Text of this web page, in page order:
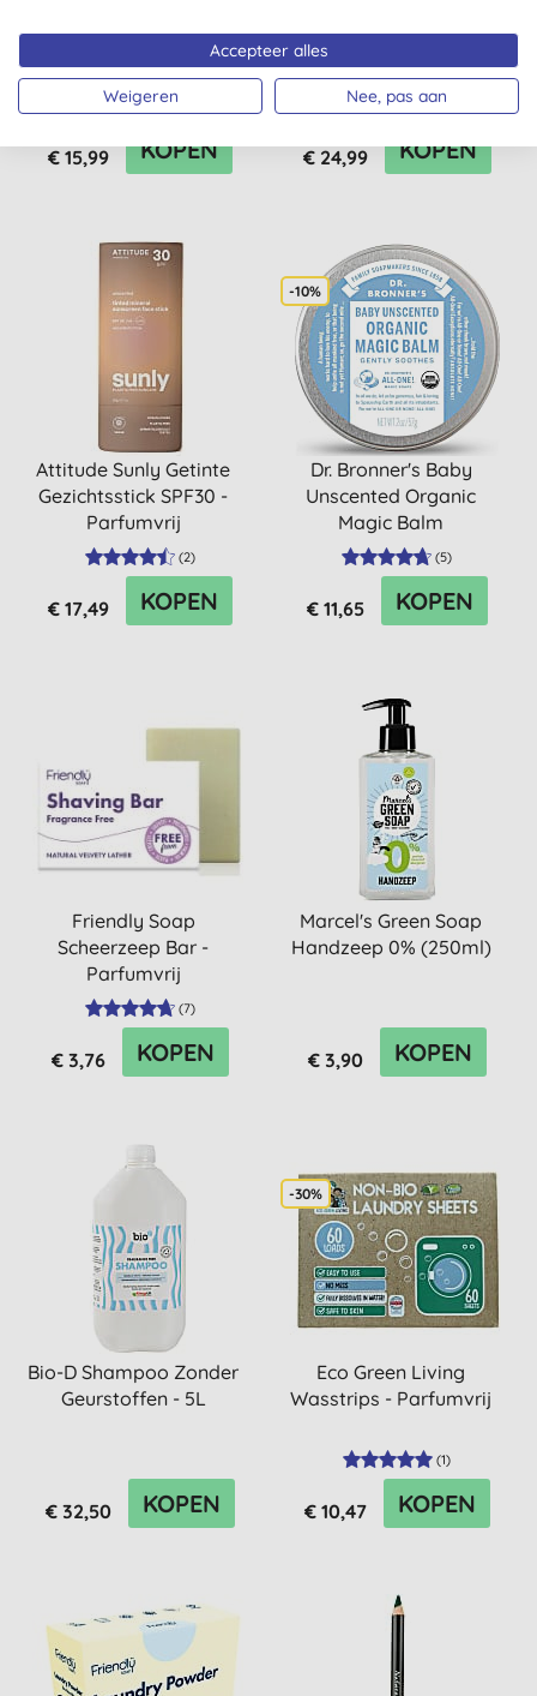
Douchecrème 400ml
€ 15,99 KOPEN
Parfumvrij - 5L Refill
€ 24,99 KOPEN
Attitude Sunly Getinte
Gezichtsstick SPF30 -
Parfumvrij
(2)
€ 17,49 KOPEN
-10%
Dr. Bronner's Baby
Unscented Organic
Magic Balm
(5)
€ 11,65 KOPEN
Friendly Soap
Scheerzeep Bar -
Parfumvrij
(7)
€ 3,76 KOPEN
Marcel's Green Soap
Handzeep 0% (250ml)
€ 3,90 KOPEN
Bio-D Shampoo Zonder
Geurstoffen - 5L
€ 32,50 KOPEN
-30%
Eco Green Living
Wasstrips - Parfumvrij
(1)
€ 10,47 KOPEN
Accepteer alles
Weigeren Nee, pas aan